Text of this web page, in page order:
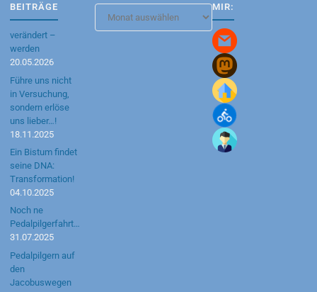
BEITRÄGE
verändert –
werden
20.05.2026
Führe uns nicht
in Versuchung,
sondern erlöse
uns lieber…!
18.11.2025
Ein Bistum findet
seine DNA:
Transformation!
04.10.2025
Noch ne
Pedalpilgerfahrt…
31.07.2025
Pedalpilgern auf
den
Jacobuswegen
Archiv
MIR: